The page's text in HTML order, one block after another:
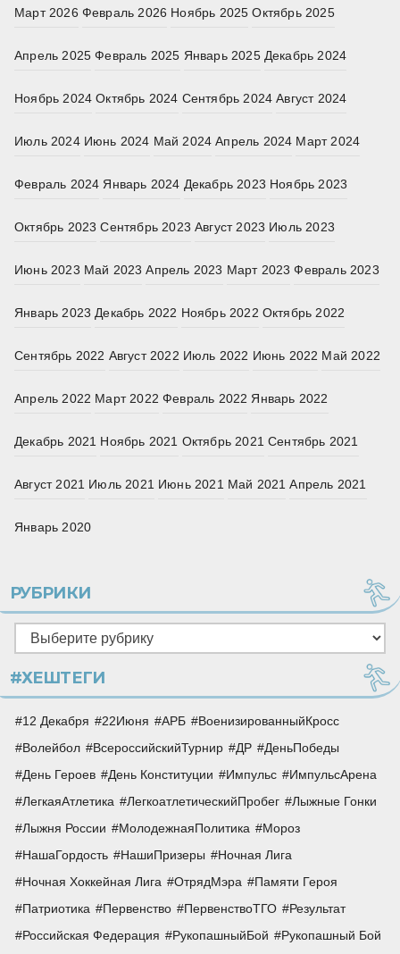
Март 2026 Февраль 2026 Ноябрь 2025 Октябрь 2025
Апрель 2025 Февраль 2025 Январь 2025 Декабрь 2024
Ноябрь 2024 Октябрь 2024 Сентябрь 2024 Август 2024
Июль 2024 Июнь 2024 Май 2024 Апрель 2024 Март 2024
Февраль 2024 Январь 2024 Декабрь 2023 Ноябрь 2023
Октябрь 2023 Сентябрь 2023 Август 2023 Июль 2023
Июнь 2023 Май 2023 Апрель 2023 Март 2023 Февраль 2023
Январь 2023 Декабрь 2022 Ноябрь 2022 Октябрь 2022
Сентябрь 2022 Август 2022 Июль 2022 Июнь 2022 Май 2022
Апрель 2022 Март 2022 Февраль 2022 Январь 2022
Декабрь 2021 Ноябрь 2021 Октябрь 2021 Сентябрь 2021
Август 2021 Июль 2021 Июнь 2021 Май 2021 Апрель 2021
Январь 2020
РУБРИКИ
Рубрики
#ХЕШТЕГИ
12 Декабря 22Июня АРБ
ВоенизированныйКросс
Волейбол
ВсероссийскийТурнир ДР
ДеньПобеды
День Героев
День Конституции Импульс
ИмпульсАрена
ЛегкаяАтлетика
ЛегкоатлетическийПробег
Лыжные Гонки
Лыжня России
МолодежнаяПолитика
Мороз
НашаГордость
НашиПризеры
Ночная Лига
Ночная Хоккейная Лига
ОтрядМэра
Памяти Героя
Патриотика
Первенство ПервенствоТГО
Результат
Российская Федерация
РукопашныйБой
Рукопашный Бой